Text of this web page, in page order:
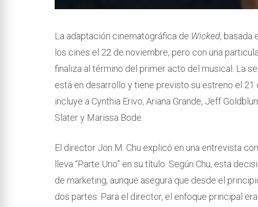
La adaptación cinematográfica de Wicked, basada
los cines el 22 de noviembre, pero con una
finaliza al término del primer acto del musical. La
está en desarrollo y tiene previsto su estreno el
incluye a Cynthia Erivo, Ariana Grande, Jeff
Slater y Marissa Bode.
El director Jon M. Chu explicó en una entrevista con
lleva “Parte Uno” en su título. Según Chu, esta
de marketing, aunque asegura que desde el
dos partes. Para el director, el enfoque principal